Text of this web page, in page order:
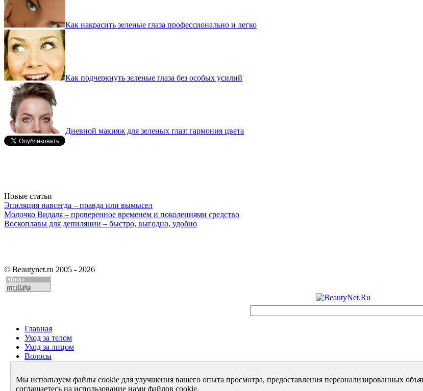
Как накрасить зеленые глаза профессионально и легко
Как подчеркнуть зеленые глаза без особых усилий
Дневной макияж для зеленых глаз: гармония цвета
Новые статьи
Эпиляция навсегда – правда или вымысел
Молочко Видаля – проверенное временем и поколениями средство
Воскоплавы для депиляции – быстро, выгодно, удобно
© Beautynet.ru 2005 - 2026
Главная
Уход за телом
Уход за лицом
Волосы
Диета
Мы используем файлы cookie для улучшения вашего опыта просмотра, предоставления персонализированных
соглашаетесь на использование нами файлов cookie.